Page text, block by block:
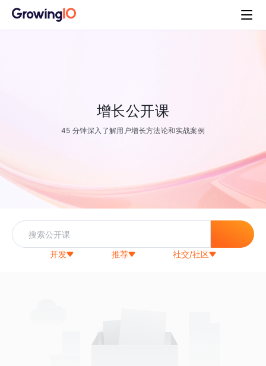
增长公开课
45 分钟深入了解用户增长方法论和实战案例
开发 推荐 社交/社区